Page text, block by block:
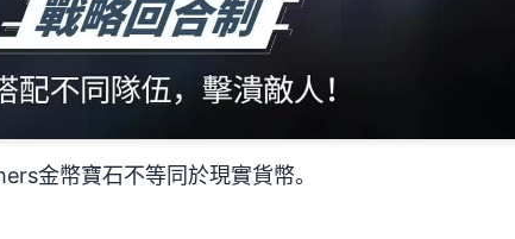
金幣寶石不等同於現實貨幣。